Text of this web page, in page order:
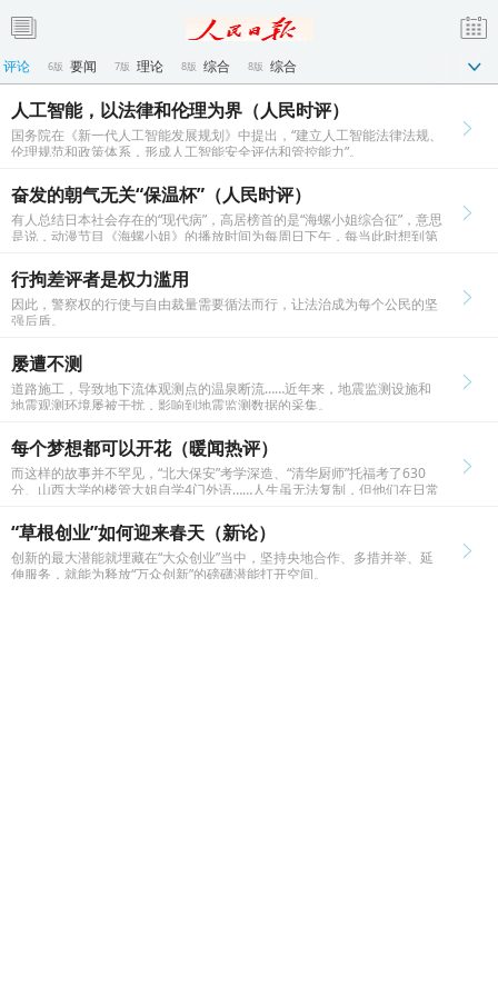
评论 6版 要闻 7版 理论 8版 综合 8版 综合
10版
砥砺奋进的5年·迎接党的十九大特别报道·江西篇
篇
12版
砥砺奋进的5年·迎接党的十九大特别报道·江西篇
篇
16版 砥砺奋进的5年·迎接党的十九大特别报道·江西篇
21版 公告 22版 公告 23版 公告 24版 文艺评论
人工智能，以法律和伦理为界（人民时评）
国务院在《新一代人工智能发展规划》中提出，“建立人工智能法律法规、
伦理规范和政策体系，形成人工智能安全评估和管控能力”。
奋发的朝气无关“保温杯”（人民时评）
有人总结日本社会存在的“现代病”，高居榜首的是“海螺小姐综合征”，意思
是说，动漫节目《海螺小姐》的播放时间为每周日下午，每当此时想到第
行拘差评者是权力滥用
因此，警察权的行使与自由裁量需要循法而行，让法治成为每个公民的坚
强后盾。
屡遭不测
道路施工，导致地下流体观测点的温泉断流……近年来，地震监测设施和
地震观测环境屡被干扰，影响到地震监测数据的采集。
每个梦想都可以开花（暖闻热评）
而这样的故事并不罕见，“北大保安”考学深造、“清华厨师”托福考了630
分、山西大学的楼管大姐自学4门外语……人生虽无法复制，但他们在日常
“草根创业”如何迎来春天（新论）
创新的最大潜能就埋藏在“大众创业”当中，坚持央地合作、多措并举、延
伸服务，就能为释放“万众创新”的磅礴潜能打开空间。